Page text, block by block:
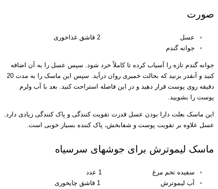
صورت
عسل 2 قاشق غذاخوری
جوانه گندم
جوانه گندم تازه را آسیاب کرده تا کاملاً خرد شود. سپس عسل را به آن اضافه
کنید و آنقدر بزنید که بحالت خمیری روان درآید. سپس این ماسک را به مدت 20
دقیقه روی پوست قرار دهید و در این فاصله استراحت کنید. بعد با آب ولرم
پوست را بشویید.
این ماسک بعلت دارا بودن عسل قدرت تقویت کنندگی و پاک کنندگی زیادی دارد.
عسل علاوه بر تقویت پوست و شفابخش، پاک کننده بسیار خوبی است.
ماسک لیموترش برای جوشهای سرسیاه
سفیده تخم مرغ 1 عدد
آب لیموترش 1 قاشق چایخوری